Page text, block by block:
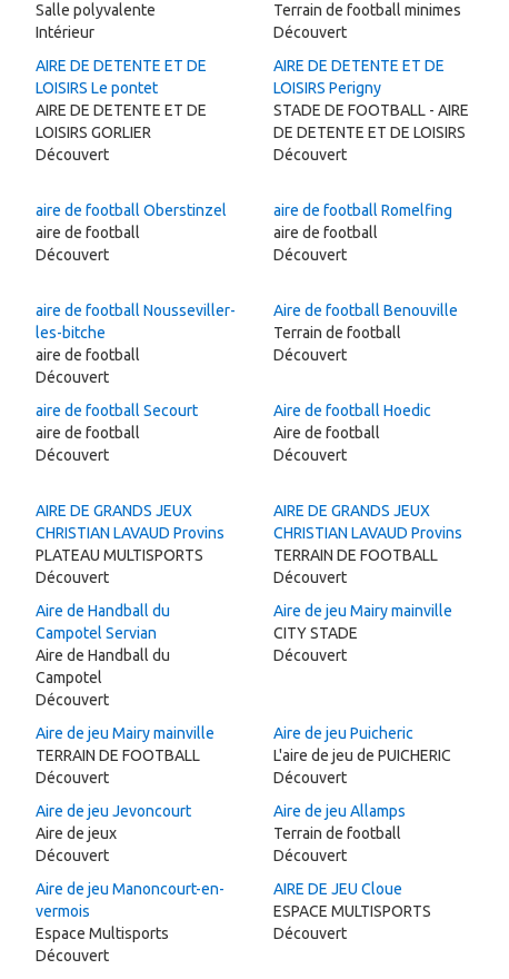
Salle polyvalente
Intérieur
Terrain de football minimes
Découvert
AIRE DE DETENTE ET DE
LOISIRS Le pontet
AIRE DE DETENTE ET DE
LOISIRS GORLIER
Découvert
AIRE DE DETENTE ET DE
LOISIRS Perigny
STADE DE FOOTBALL - AIRE
DE DETENTE ET DE LOISIRS
Découvert
aire de football Oberstinzel
aire de football
Découvert
aire de football Romelfing
aire de football
Découvert
aire de football Nousseviller-
les-bitche
aire de football
Découvert
Aire de football Benouville
Terrain de football
Découvert
aire de football Secourt
aire de football
Découvert
Aire de football Hoedic
Aire de football
Découvert
AIRE DE GRANDS JEUX
CHRISTIAN LAVAUD Provins
PLATEAU MULTISPORTS
Découvert
AIRE DE GRANDS JEUX
CHRISTIAN LAVAUD Provins
TERRAIN DE FOOTBALL
Découvert
Aire de Handball du
Campotel Servian
Aire de Handball du
Campotel
Découvert
Aire de jeu Mairy mainville
CITY STADE
Découvert
Aire de jeu Mairy mainville
TERRAIN DE FOOTBALL
Découvert
Aire de jeu Puicheric
L'aire de jeu de PUICHERIC
Découvert
Aire de jeu Jevoncourt
Aire de jeux
Découvert
Aire de jeu Allamps
Terrain de football
Découvert
Aire de jeu Manoncourt-en-
vermois
Espace Multisports
Découvert
AIRE DE JEU Cloue
ESPACE MULTISPORTS
Découvert